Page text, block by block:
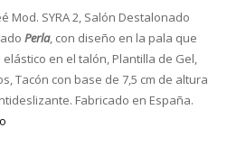
Mod. SYRA 2, Salón Destalonado
Perla, con diseño en la pala que
en el talón, Plantilla de Gel,
Tacón con base de 7,5 cm de altura
Fabricado en España.